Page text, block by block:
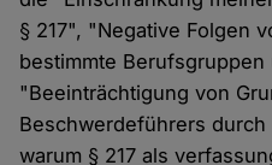
§ 217", "Negative Folgen
bestimmte
"Beeinträchtigung von
Beschwerdeführers
warum § 217 als